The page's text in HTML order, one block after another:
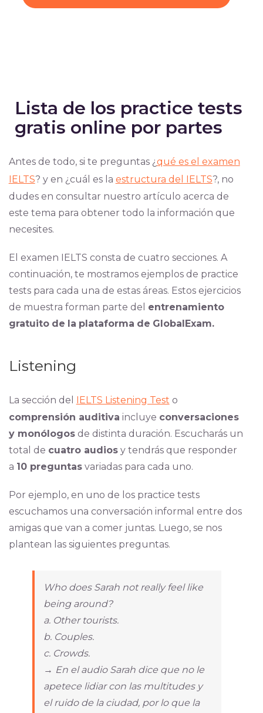
Lista de los practice tests
gratis online por partes
Antes de todo, si te preguntas ¿qué es el examen
IELTS? y en ¿cuál es la estructura del IELTS?, no
dudes en consultar nuestro artículo acerca de
este tema para obtener todo la información que
necesites.
El examen IELTS consta de cuatro secciones. A
continuación, te mostramos ejemplos de practice
tests para cada una de estas áreas. Estos ejercicios
de muestra forman parte del entrenamiento
gratuito de la plataforma de GlobalExam.
Listening
La sección del IELTS Listening Test o
comprensión auditiva incluye conversaciones
y monólogosde distinta duración. Escucharás un
total de cuatro audiosy tendrás que responder
a 10 preguntasvariadas para cada uno.
Por ejemplo, en uno de los practice tests
escuchamos una conversación informal entre dos
amigas que van a comer juntas. Luego, se nos
plantean las siguientes preguntas.
Who does Sarah not really feel like
being around?
a. Other tourists.
b. Couples.
c. Crowds.
→ En el audio Sarah dice que no le
apetece lidiar con las multitudes y
el ruido de la ciudad, por lo que la